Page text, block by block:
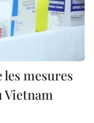
mesures
Vietnam